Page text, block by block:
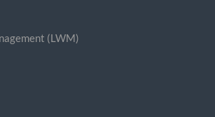
(LWM)